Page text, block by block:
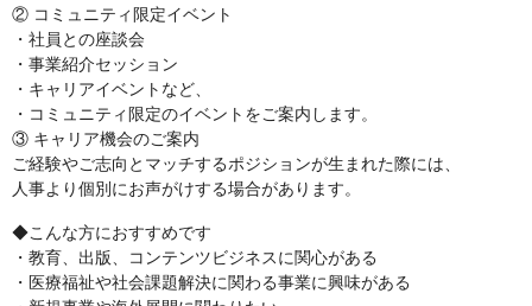
② コミュニティ限定イベント
・社員との座談会
・事業紹介セッション
・キャリアイベントなど、
・コミュニティ限定のイベントをご案内します。
③ キャリア機会のご案内
ご経験やご志向とマッチするポジションが生まれた際には、
人事より個別にお声がけする場合があります。
◆こんな方におすすめです
・教育、出版、コンテンツビジネスに関心がある
・医療福祉や社会課題解決に関わる事業に興味がある